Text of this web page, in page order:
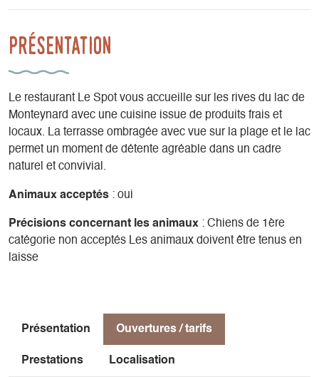
Présentation
Le restaurant Le Spot vous accueille sur les rives du lac de
Monteynard avec une cuisine issue de produits frais et
locaux. La terrasse ombragée avec vue sur la plage et le lac
permet un moment de détente agréable dans un cadre
naturel et convivial.
Animaux acceptés : oui
Précisions concernant les animaux : Chiens de 1ère
catégorie non acceptés Les animaux doivent être tenus en
laisse
Présentation Ouvertures / tarifs
Prestations Localisation